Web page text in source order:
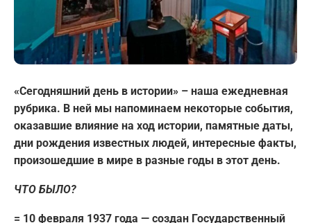
«Сегодняшний день в истории» – наша ежедневная
рубрика. В ней мы напоминаем некоторые события,
оказавшие влияние на ход истории, памятные даты,
дни рождения известных людей, интересные факты,
произошедшие в мире в разные годы в этот день.
ЧТО БЫЛО?
= 10 февраля 1937 года — создан Государственный